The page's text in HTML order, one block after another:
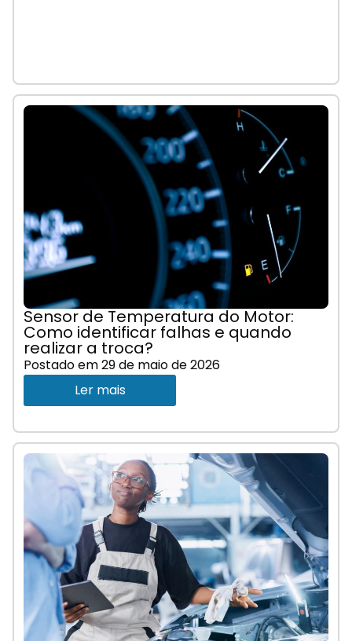
Sensor de Temperatura do Motor:
Como identificar falhas e quando
realizar a troca?
Postado em29 de maio de 2026
Ler mais